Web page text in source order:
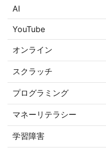
AI
YouTube
オンライン
スクラッチ
プログラミング
マネーリテラシー
学習障害